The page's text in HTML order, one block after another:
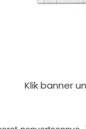
Klik banner